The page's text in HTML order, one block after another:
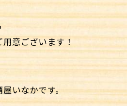
用意ございます！
いなかです。